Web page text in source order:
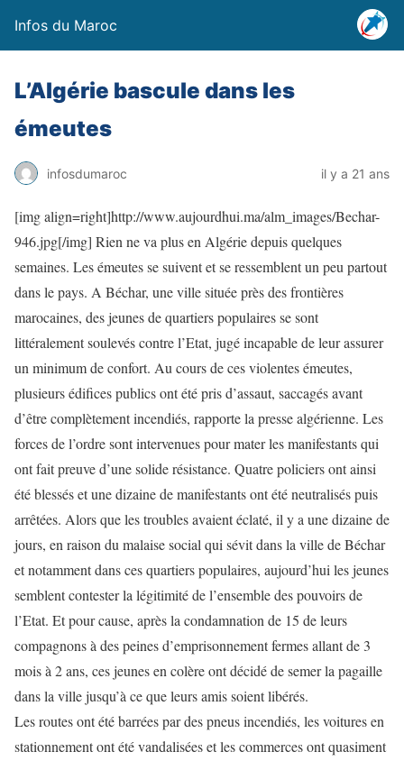
Infos du Maroc
L’Algérie bascule dans les
émeutes
infosdumaroc il y a 21 ans
[img align=right]http://www.aujourdhui.ma/alm_images/Bechar-
946.jpg[/img] Rien ne va plus en Algérie depuis quelques
semaines. Les émeutes se suivent et se ressemblent un peu partout
dans le pays. A Béchar, une ville située près des frontières
marocaines, des jeunes de quartiers populaires se sont
littéralement soulevés contre l’Etat, jugé incapable de leur assurer
un minimum de confort. Au cours de ces violentes émeutes,
plusieurs édifices publics ont été pris d’assaut, saccagés avant
d’être complètement incendiés, rapporte la presse algérienne. Les
forces de l’ordre sont intervenues pour mater les manifestants qui
ont fait preuve d’une solide résistance. Quatre policiers ont ainsi
été blessés et une dizaine de manifestants ont été neutralisés puis
arrêtées. Alors que les troubles avaient éclaté, il y a une dizaine de
jours, en raison du malaise social qui sévit dans la ville de Béchar
et notamment dans ces quartiers populaires, aujourd’hui les jeunes
semblent contester la légitimité de l’ensemble des pouvoirs de
l’Etat. Et pour cause, après la condamnation de 15 de leurs
compagnons à des peines d’emprisonnement fermes allant de 3
mois à 2 ans, ces jeunes en colère ont décidé de semer la pagaille
dans la ville jusqu’à ce que leurs amis soient libérés.
Les routes ont été barrées par des pneus incendiés, les voitures en
stationnement ont été vandalisées et les commerces ont quasiment